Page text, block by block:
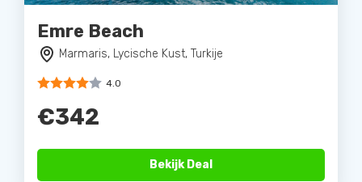
Emre Beach
Marmaris, Lycische Kust, Turkije
4.0
€342
Bekijk Deal